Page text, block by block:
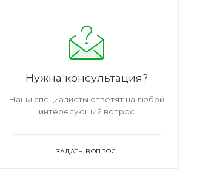
Нужна консультация?
Наши специалисты ответят на любой
интересующий вопрос
ЗАДАТЬ ВОПРОС